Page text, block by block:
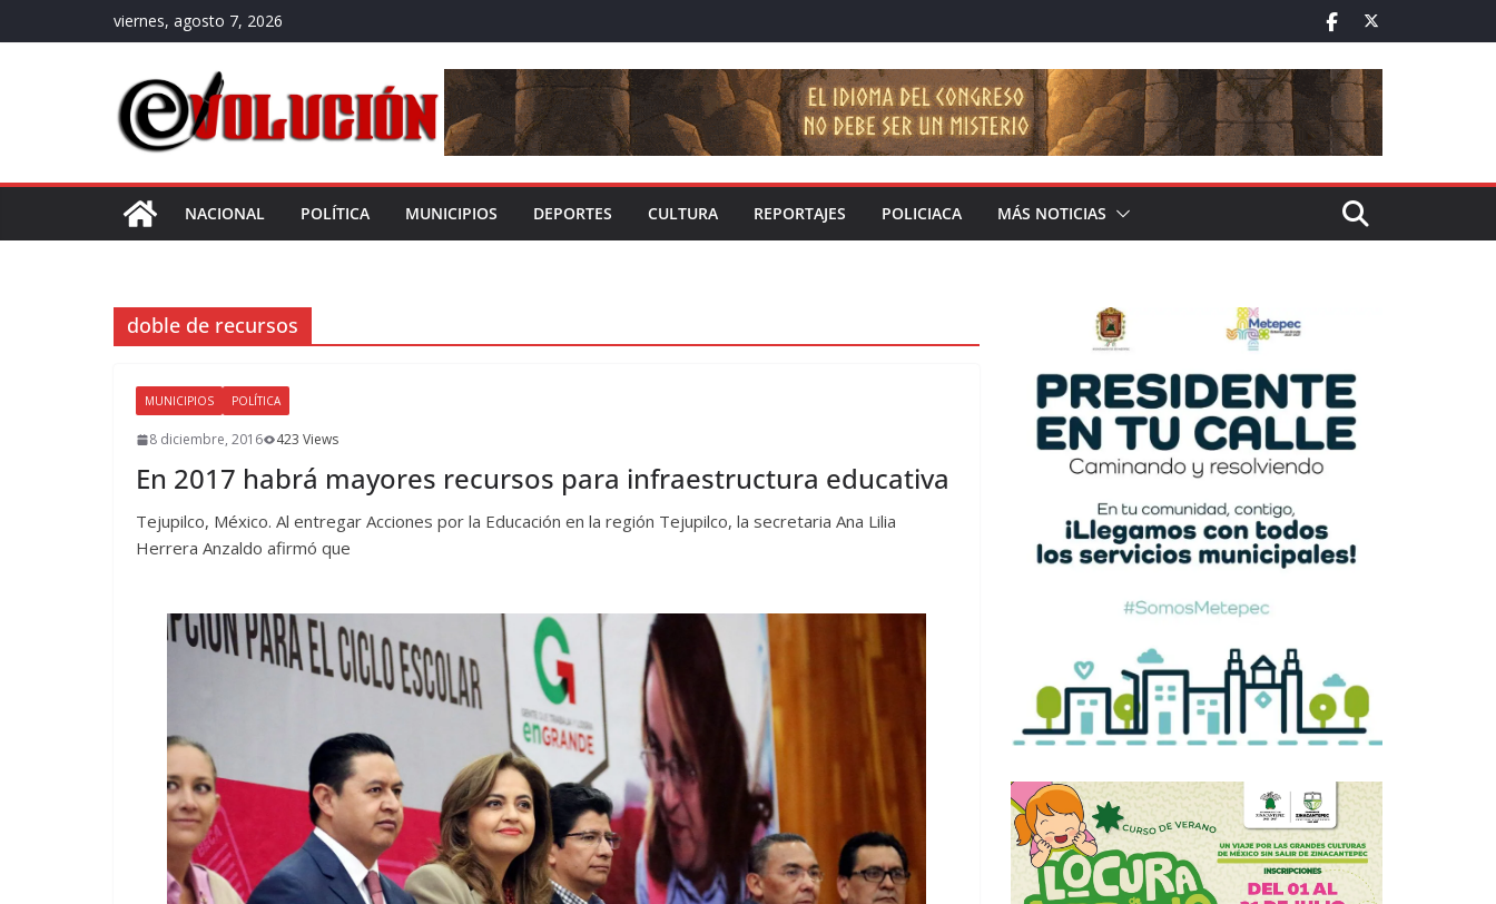
al
viernes, agosto 7, 2026
NACIONAL POLÍTICA MUNICIPIOS DEPORTES CULTURA REPORTAJES POLICIACA MÁS NOTICIAS
doble de recursos
MUNICIPIOS POLÍTICA
8 diciembre, 2016 423 Views
En 2017 habrá mayores recursos para infraestructura educativa
Tejupilco, México. Al entregar Acciones por la Educación en la región Tejupilco, la secretaria Ana Lilia
Herrera Anzaldo afirmó que